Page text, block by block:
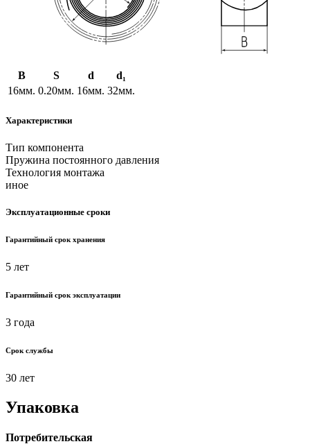
B S d
d₁
16мм. 0.20мм. 16мм. 32мм.
Характеристики
Тип компонента
Пружина постоянного давления
Технология монтажа
иное
Эксплуатационные сроки
Гарантийный срок хранения
5 лет
Гарантийный срок эксплуатации
3 года
Срок службы
30 лет
Упаковка
Потребительская